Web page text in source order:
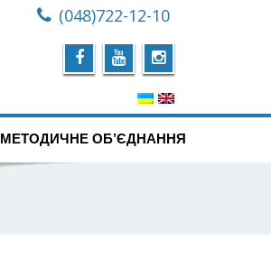
(048)722-12-10
МЕТОДИЧНЕ ОБ’ЄДНАННЯ